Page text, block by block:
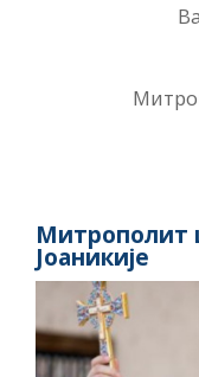
Митрополит
Јоаникије